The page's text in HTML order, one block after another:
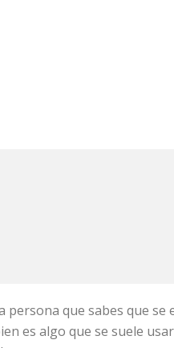
que sabes que
es algo que se suele